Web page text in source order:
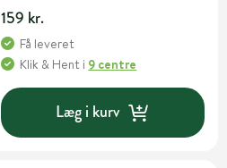
159 kr.
Få leveret
Klik & Hent i 9 centre
Læg i kurv